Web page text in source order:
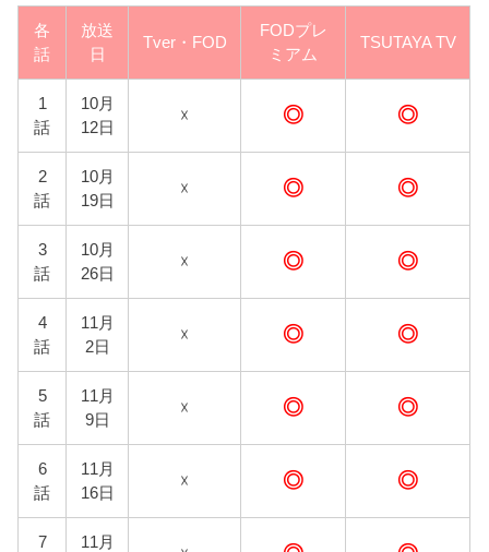
各
話
放送
日
Tver・FOD
FODプレ
ミアム
TSUTAYA TV
1
話
10月
12日
☓ ◎ ◎
2
話
10月
19日
☓ ◎ ◎
3
話
10月
26日
☓ ◎ ◎
4
話
11月
2日
☓ ◎ ◎
5
話
11月
9日
☓ ◎ ◎
6
話
11月
16日
☓ ◎ ◎
7
11月